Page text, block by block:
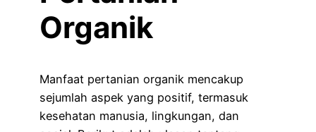
Organik
Manfaat pertanian organik mencakup
sejumlah aspek yang positif, termasuk
kesehatan manusia, lingkungan, dan